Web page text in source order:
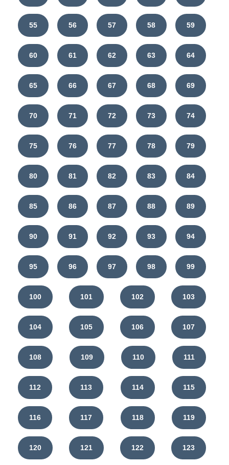
55 56 57 58 59
60 61 62 63 64
65 66 67 68 69
70 71 72 73 74
75 76 77 78 79
80 81 82 83 84
85 86 87 88 89
90 91 92 93 94
95 96 97 98 99
100 101 102 103
104 105 106 107
108 109 110 111
112 113 114 115
116 117 118 119
120 121 122 123